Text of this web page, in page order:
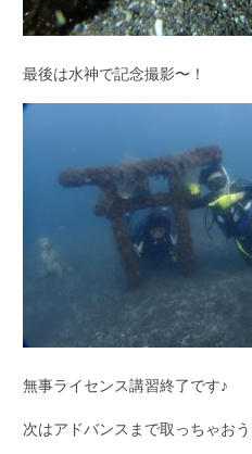
最後は水神で記念撮影〜！
無事ライセンス講習終了です♪
次はアドバンスまで取っちゃお